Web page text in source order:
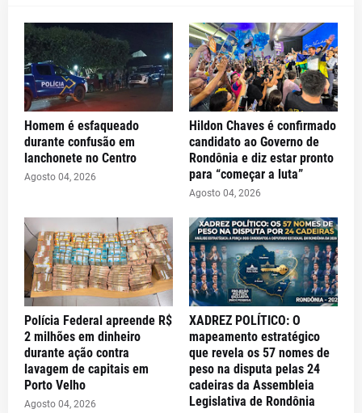
Homem é esfaqueado
durante confusão em
lanchonete no Centro
Agosto 04, 2026
Hildon Chaves é confirmado
candidato ao Governo de
Rondônia e diz estar pronto
para “começar a luta”
Agosto 04, 2026
Polícia Federal apreende R$
2 milhões em dinheiro
durante ação contra
lavagem de capitais em
Porto Velho
Agosto 04, 2026
XADREZ POLÍTICO: O
mapeamento estratégico
que revela os 57 nomes de
peso na disputa pelas 24
cadeiras da Assembleia
Legislativa de Rondônia